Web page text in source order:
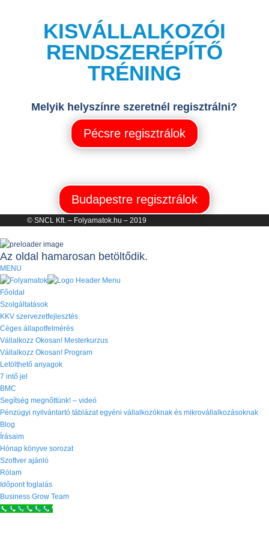
KISVÁLLALKOZÓI
RENDSZERÉPÍTŐ
TRÉNING
Melyik helyszínre szeretnél regisztrálni?
Pécsre regisztrálok
Budapestre regisztrálok
© SNCL Kft. – Folyamatok.hu – 2019
Az oldal hamarosan betöltődik.
MENU
Főoldal
Szolgáltatások
KKV szervezetfejlesztés
Céges állapotfelmérés
Vállalkozz Okosan! Mesterkurzus
Vállalkozz Okosan! Program
Letölthető anyagok
7 intő jel
BMC
Segítség megnőttünk! – videó
Pénzügyi nyilvántartó táblázat egyéni vállalkozóknak és mikrovállalkozásoknak
Blog
Írásaim
Hónap könyve sorozat
Szoftver ajánló
Rólam
Időpont foglalás
Business Grow Team
Call Now Button